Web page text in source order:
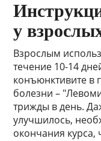
у
Взрослым
течение 10-14
конъюнктивите в
болезни –
трижды в день.
улучшилось,
окончания курса,